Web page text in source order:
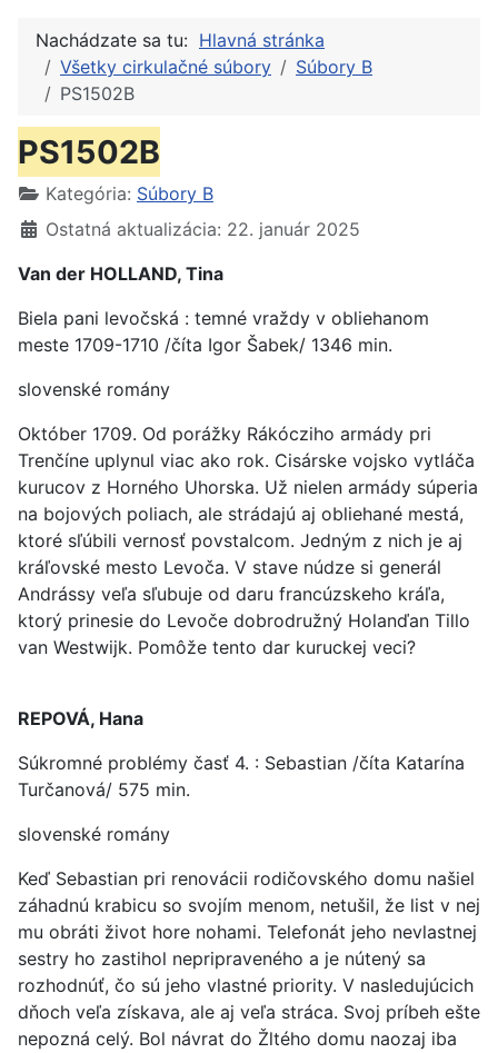
Nachádzate sa tu: Hlavná stránka
Všetky cirkulačné súbory
Súbory B
PS1502B
PS1502B
Kategória: Súbory B
Ostatná aktualizácia: 22. január 2025
Van der HOLLAND, Tina
Biela pani levočská : temné vraždy v obliehanom
meste 1709-1710 /číta Igor Šabek/ 1346 min.
slovenské romány
Október 1709. Od porážky Rákócziho armády pri
Trenčíne uplynul viac ako rok. Cisárske vojsko vytláča
kurucov z Horného Uhorska. Už nielen armády súperia
na bojových poliach, ale strádajú aj obliehané mestá,
ktoré sľúbili vernosť povstalcom. Jedným z nich je aj
kráľovské mesto Levoča. V stave núdze si generál
Andrássy veľa sľubuje od daru francúzskeho kráľa,
ktorý prinesie do Levoče dobrodružný Holanďan Tillo
van Westwijk. Pomôže tento dar kuruckej veci?
REPOVÁ, Hana
Súkromné problémy časť 4. : Sebastian /číta Katarína
Turčanová/ 575 min.
slovenské romány
Keď Sebastian pri renovácii rodičovského domu našiel
záhadnú krabicu so svojím menom, netušil, že list v nej
mu obráti život hore nohami. Telefonát jeho nevlastnej
sestry ho zastihol nepripraveného a je nútený sa
rozhodnúť, čo sú jeho vlastné priority. V nasledujúcich
dňoch veľa získava, ale aj veľa stráca. Svoj príbeh ešte
nepozná celý. Bol návrat do Žltého domu naozaj iba